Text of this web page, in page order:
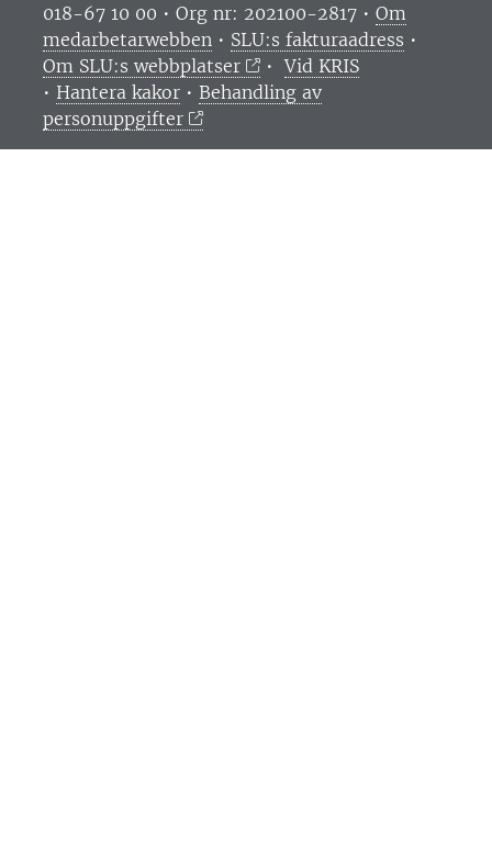
018-67 10 00 • Org nr: 202100-2817 • Om
medarbetarwebben • SLU:s fakturaadress •
Om SLU:s webbplatser
•Vid KRIS
• Hantera kakor • Behandling av
personuppgifter